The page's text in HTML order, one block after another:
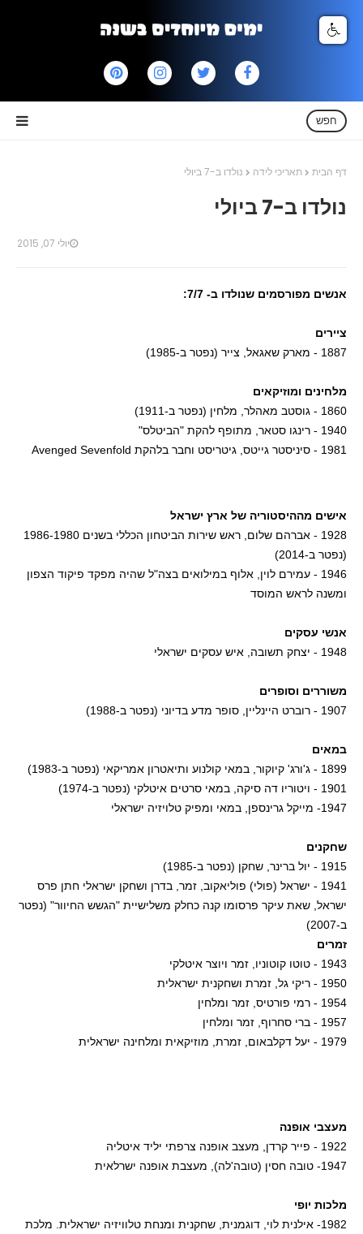
חפש
דף הבית תאריכי לידה נולדו ב-7 ביולי
נולדו ב-7 ביולי
יולי 07, 2015
אנשים מפורסמים שנולדו ב- 7/7:
ציירים
1887 - מארק שאגאל, צייר (נפטר ב-1985)
מלחינים ומוזיקאים
1860 - גוסטב מאהלר, מלחין (נפטר ב-1911)
1940 - רינגו סטאר, מתופף להקת "הביטלס"
1981 - סיניסטר גייטס, גיטריסט וחבר בלהקת Avenged Sevenfold
אישים מההיסטוריה של ארץ ישראל
1928 - אברהם שלום, ראש שירות הביטחון הכללי בשנים 1986-1980
(נפטר ב-2014)
1946 - עמירם לוין, אלוף במילואים בצה"ל שהיה מפקד פיקוד הצפון
ומשנה לראש המוסד
אנשי עסקים
1948 - יצחק תשובה, איש עסקים ישראלי
משוררים וסופרים
1907 - רוברט היינליין, סופר מדע בדיוני (נפטר ב-1988)
במאים
1899 - ג'ורג' קיוקור, במאי קולנוע ותיאטרון אמריקאי (נפטר ב-1983)
1901 - ויטוריו דה סיקה, במאי סרטים איטלקי (נפטר ב-1974)
1947- מייקל גרינספן, במאי ומפיק טלויזיה ישראלי
שחקנים
1915 - יול ברינר, שחקן (נפטר ב-1985)
1941 - ישראל (פולי) פוליאקוב, זמר, בדרן ושחקן ישראלי חתן פרס
ישראל, שאת עיקר פרסומו קנה כחלק משלישיית "הגשש החיוור" (נפטר
ב-2007)
זמרים
1943 - טוטו קוטוניו, זמר ויוצר איטלקי
1950 - ריקי גל, זמרת ושחקנית ישראלית
1954 - רמי פורטיס, זמר ומלחין
1957 - ברי סחרוף, זמר ומלחין
1979 - יעל דקלבאום, זמרת, מוזיקאית ומלחינה ישראלית
מעצבי אופנה
1922 - פייר קרדן, מעצב אופנה צרפתי יליד איטליה
1947- טובה חסין (טובה'לה), מעצבת אופנה ישרלאית
מלכות יופי
1982- אילנית לוי, דוגמנית, שחקנית ומנחת טלוויזיה ישראלית. מלכת